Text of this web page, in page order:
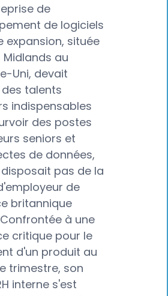
de
de logiciels
expansion, située
Midlands au
Uni, devait
talents
indispensables
des postes
seniors et
de données,
pas de la
de
britannique
à une
critique pour le
d'un produit au
trimestre, son
interne s'est